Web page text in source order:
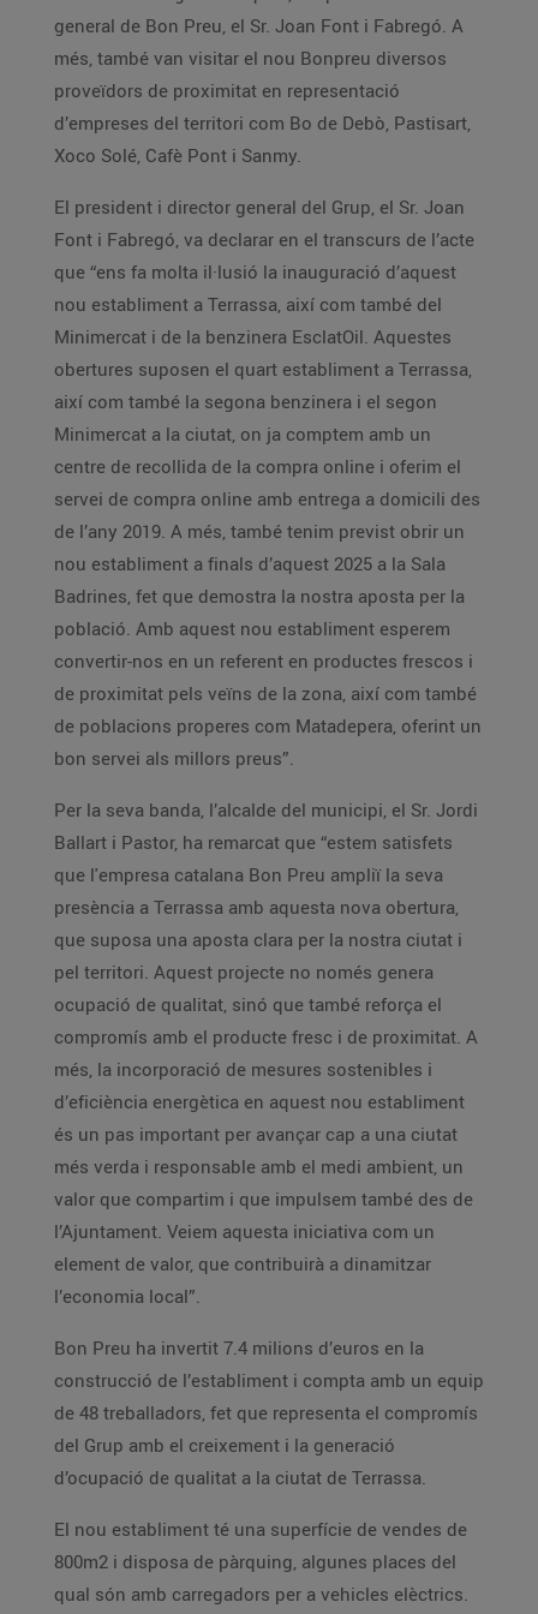
general de Bon Preu, el Sr. Joan Font i Fabregó. A
més, també van visitar el nou Bonpreu diversos
proveïdors de proximitat en representació
d’empreses del territori com Bo de Debò, Pastisart,
Xoco Solé, Cafè Pont i Sanmy.
El president i director general del Grup, el Sr. Joan
Font i Fabregó, va declarar en el transcurs de l’acte
que “ens fa molta il·lusió la inauguració d’aquest
nou establiment a Terrassa, així com també del
Minimercat i de la benzinera EsclatOil. Aquestes
obertures suposen el quart establiment a Terrassa,
així com també la segona benzinera i el segon
Minimercat a la ciutat, on ja comptem amb un
centre de recollida de la compra online i oferim el
servei de compra online amb entrega a domicili des
de l’any 2019. A més, també tenim previst obrir un
nou establiment a finals d’aquest 2025 a la Sala
Badrines, fet que demostra la nostra aposta per la
població. Amb aquest nou establiment esperem
convertir-nos en un referent en productes frescos i
de proximitat pels veïns de la zona, així com també
de poblacions properes com Matadepera, oferint un
bon servei als millors preus”.
Per la seva banda, l’alcalde del municipi, el Sr. Jordi
Ballart i Pastor, ha remarcat que “estem satisfets
que l'empresa catalana Bon Preu ampliï la seva
presència a Terrassa amb aquesta nova obertura,
que suposa una aposta clara per la nostra ciutat i
pel territori. Aquest projecte no només genera
ocupació de qualitat, sinó que també reforça el
compromís amb el producte fresc i de proximitat. A
més, la incorporació de mesures sostenibles i
d’eficiència energètica en aquest nou establiment
és un pas important per avançar cap a una ciutat
més verda i responsable amb el medi ambient, un
valor que compartim i que impulsem també des de
l’Ajuntament. Veiem aquesta iniciativa com un
element de valor, que contribuirà a dinamitzar
l’economia local”.
Bon Preu ha invertit 7.4 milions d’euros en la
construcció de l’establiment i compta amb un equip
de 48 treballadors, fet que representa el compromís
del Grup amb el creixement i la generació
d’ocupació de qualitat a la ciutat de Terrassa.
El nou establiment té una superfície de vendes de
800m2 i disposa de pàrquing, algunes places del
qual són amb carregadors per a vehicles elèctrics.